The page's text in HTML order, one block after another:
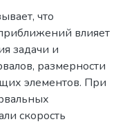
что
влияет
задачи и
размерности
элементов. При
скорость